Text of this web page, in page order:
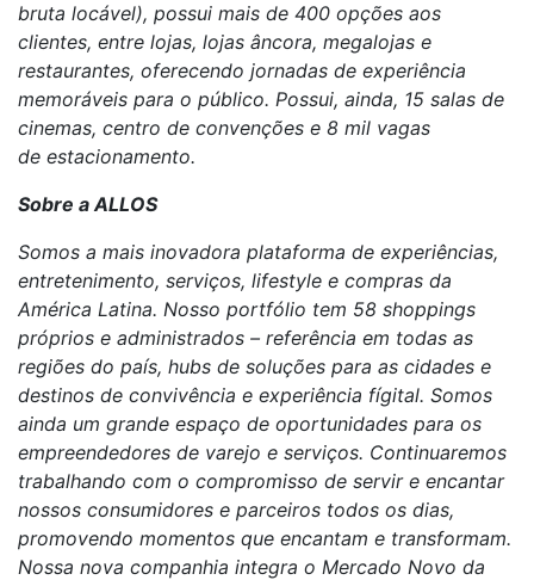
bruta locável), possui mais de 400 opções aos
clientes, entre lojas, lojas âncora, megalojas e
restaurantes, oferecendo jornadas de experiência
memoráveis para o público. Possui, ainda, 15 salas de
cinemas, centro de convenções e 8 mil vagas
de estacionamento.
Sobre a ALLOS
Somos a mais inovadora plataforma de experiências,
entretenimento, serviços, lifestyle e compras da
América Latina. Nosso portfólio tem 58 shoppings
próprios e administrados – referência em todas as
regiões do país, hubs de soluções para as cidades e
destinos de convivência e experiência fígital. Somos
ainda um grande espaço de oportunidades para os
empreendedores de varejo e serviços. Continuaremos
trabalhando com o compromisso de servir e encantar
nossos consumidores e parceiros todos os dias,
promovendo momentos que encantam e transformam.
Nossa nova companhia integra o Mercado Novo da